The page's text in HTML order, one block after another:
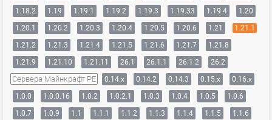
1.18.2
1.19 1.19.1 1.19.2 1.19.3 1.19.33 1.19.4
1.20
1.20.1
1.20.2 1.20.3 1.20.4 1.20.5 1.20.6 1.21
1.21.1
1.21.2
1.21.3 1.21.4 1.21.5 1.21.6 1.21.7
1.21.8
1.21.9
1.21.10 1.21.11 26.1 26.1.1 26.1.2 26.2
Сервера Майнкрафт PE 0.14.x 0.14.2 0.14.3 0.15.x
0.16.x
1.0.0
1.0.0.16 1.0.2 1.0.2.1 1.0.3 1.0.4 1.0.5
1.0.6
1.0.7
1.0.9 1.1 1.1.1 1.1.2 1.1.3 1.1.4 1.1.5
1.1.6